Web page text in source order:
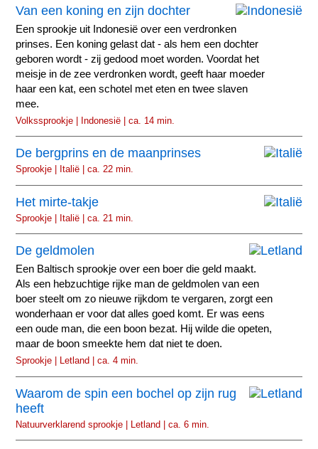
Van een koning en zijn dochter
Een sprookje uit Indonesië over een verdronken
prinses. Een koning gelast dat - als hem een dochter
geboren wordt - zij gedood moet worden. Voordat het
meisje in de zee verdronken wordt, geeft haar moeder
haar een kat, een schotel met eten en twee slaven
mee.
Volkssprookje | Indonesië | ca. 14 min.
De bergprins en de maanprinses
Sprookje | Italië | ca. 22 min.
Het mirte-takje
Sprookje | Italië | ca. 21 min.
De geldmolen
Een Baltisch sprookje over een boer die geld maakt.
Als een hebzuchtige rijke man de geldmolen van een
boer steelt om zo nieuwe rijkdom te vergaren, zorgt een
wonderhaan er voor dat alles goed komt. Er was eens
een oude man, die een boon bezat. Hij wilde die opeten,
maar de boon smeekte hem dat niet te doen.
Sprookje | Letland | ca. 4 min.
Waarom de spin een bochel op zijn rug
heeft
Natuurverklarend sprookje | Letland | ca. 6 min.